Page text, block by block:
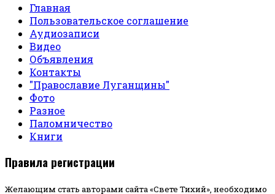
Главная
Пользовательское соглашение
Аудиозаписи
Видео
Объявления
Контакты
"Православие Луганщины"
Фото
Разное
Паломничество
Книги
Правила регистрации
Желающим стать авторами сайта «Свете Тихий», необходимо